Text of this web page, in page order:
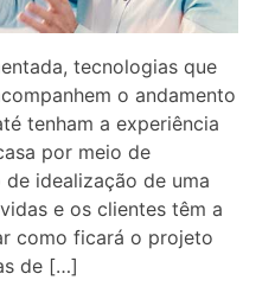
tecnologias que
o andamento
tenham a experiência
por meio de
idealização de uma
e os clientes têm a
como ficará o projeto
de […]